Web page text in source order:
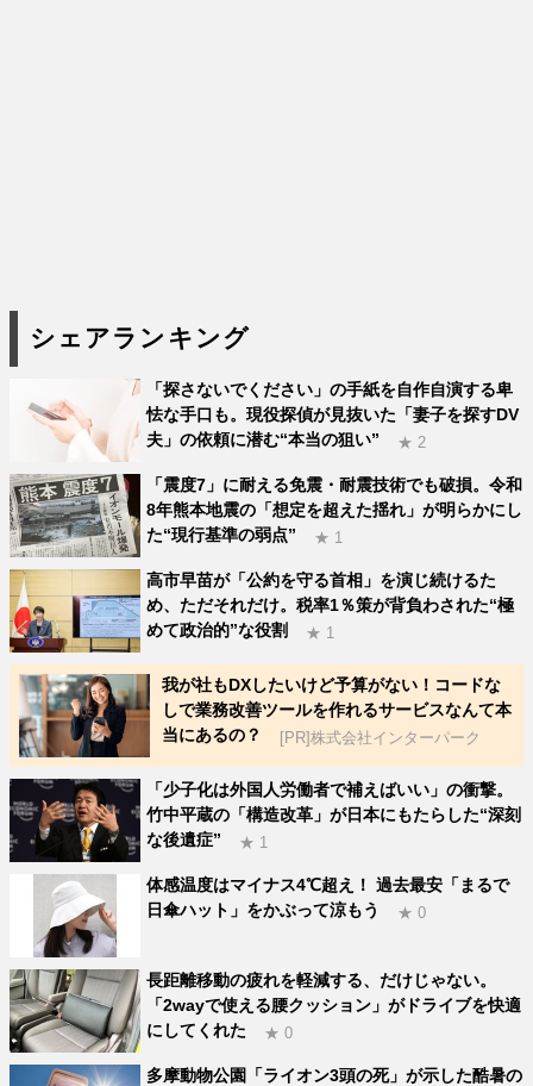
シェアランキング
「探さないでください」の手紙を自作自演する卑
怯な手口も。現役探偵が見抜いた「妻子を探すDV
夫」の依頼に潜む“本当の狙い”
★ 2
「震度7」に耐える免震・耐震技術でも破損。令和
8年熊本地震の「想定を超えた揺れ」が明らかにし
た“現行基準の弱点”
★ 1
高市早苗が「公約を守る首相」を演じ続けるた
め、ただそれだけ。税率1％策が背負わされた“極
めて政治的”な役割
★ 1
我が社もDXしたいけど予算がない！コードな
しで業務改善ツールを作れるサービスなんて本
当にあるの？
[PR]株式会社インターパーク
「少子化は外国人労働者で補えばいい」の衝撃。
竹中平蔵の「構造改革」が日本にもたらした“深刻
な後遺症”
★ 1
体感温度はマイナス4℃超え！ 過去最安「まるで
日傘ハット」をかぶって涼もう
★ 0
長距離移動の疲れを軽減する、だけじゃない。
「2wayで使える腰クッション」がドライブを快適
にしてくれた
★ 0
多摩動物公園「ライオン3頭の死」が示した酷暑の